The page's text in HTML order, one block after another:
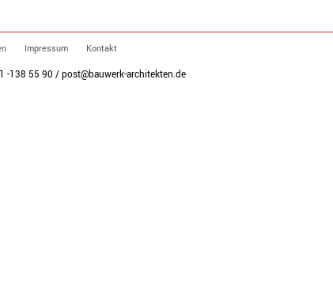
Impressum Kontakt
-138 55 90 / post@bauwerk-architekten.de